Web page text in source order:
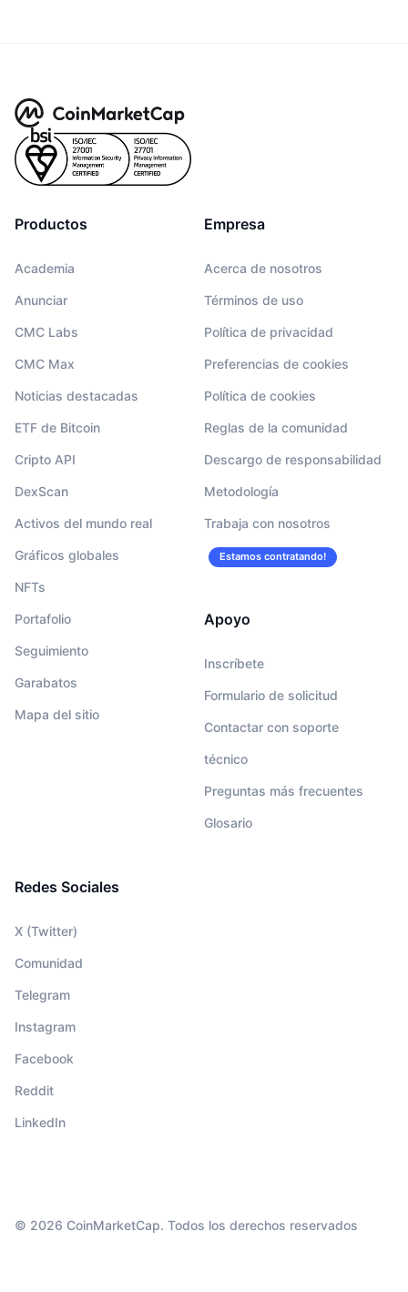
Productos
Academia
Anunciar
CMC Labs
CMC Max
Noticias destacadas
ETF de Bitcoin
Cripto API
DexScan
Activos del mundo real
Gráficos globales
NFTs
Portafolio
Seguimiento
Garabatos
Mapa del sitio
Empresa
Acerca de nosotros
Términos de uso
Política de privacidad
Preferencias de cookies
Política de cookies
Reglas de la comunidad
Descargo de responsabilidad
Metodología
Trabaja con nosotros
Estamos contratando!
Apoyo
Inscríbete
Formulario de solicitud
Contactar con soporte
técnico
Preguntas más frecuentes
Glosario
Redes Sociales
X (Twitter)
Comunidad
Telegram
Instagram
Facebook
Reddit
LinkedIn
© 2026 CoinMarketCap. Todos los derechos reservados